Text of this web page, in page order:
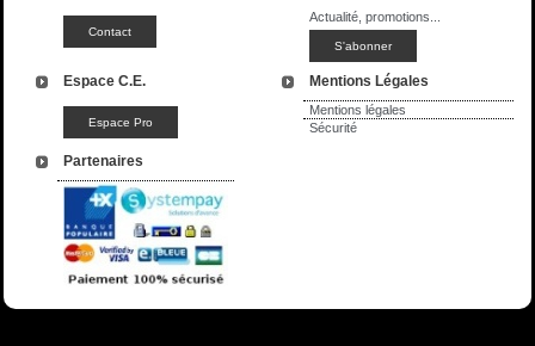
Actualité, promotions...
Espace C.E. Mentions Légales
Mentions légales
Sécurité
Partenaires